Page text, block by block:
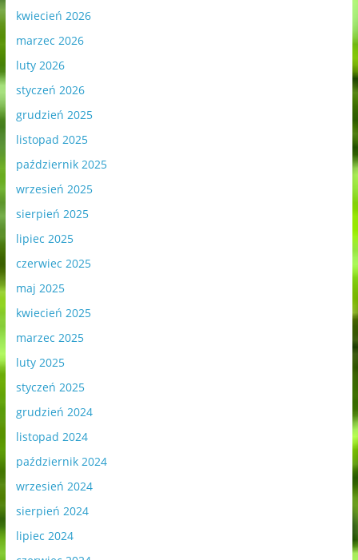
kwiecień 2026
marzec 2026
luty 2026
styczeń 2026
grudzień 2025
listopad 2025
październik 2025
wrzesień 2025
sierpień 2025
lipiec 2025
czerwiec 2025
maj 2025
kwiecień 2025
marzec 2025
luty 2025
styczeń 2025
grudzień 2024
listopad 2024
październik 2024
wrzesień 2024
sierpień 2024
lipiec 2024